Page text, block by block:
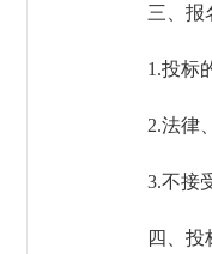
三、报
1.投标
2.法律
3.不接
四、投